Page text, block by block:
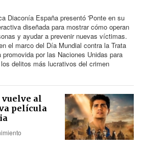
Diaconía España presentó 'Ponte en su
diseñada para mostrar cómo operan
y ayudar a prevenir nuevas víctimas.
el marco del Día Mundial contra la Trata
por las Naciones Unidas para
delitos más lucrativos del crimen
al
película